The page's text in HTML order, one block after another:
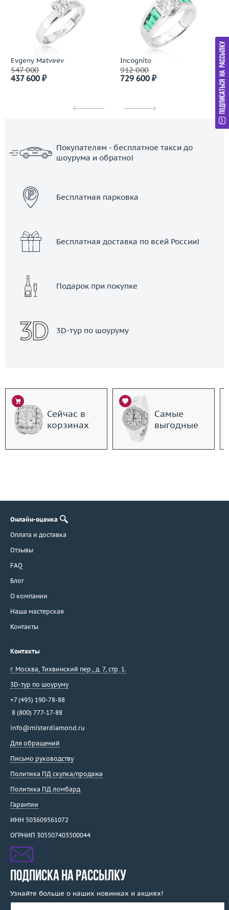
Evgeny Matveev
547 000
437 600 ₽
Incognito
912 000
729 600 ₽
Покупателям - бесплатное такси до
шоурума и обратно!
Бесплатная парковка
Бесплатная доставка по всей России!
Подарок при покупке
3D-тур по шоуруму
Сейчас в
корзинах
Самые
выгодные
Онлайн-оценка
Оплата и доставка
Отзывы
FAQ
Блог
О компании
Наша мастерская
Контакты
Контакты
г. Москва, Тихвинский пер., д. 7, стр. 1.
3D-тур по шоуруму
+7 (495) 190-78-88
8 (800) 777-17-88
info@misterdiamond.ru
Для обращений
Письмо руководству
Политика ПД скупка/продажа
Политика ПД ломбард
Гарантии
ИНН 503609561072
ОГРНИП 305507403500044
ПОДПИСКА НА РАССЫЛКУ
Узнайте больше о наших новинках и акциях!